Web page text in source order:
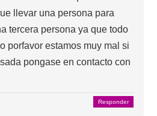
llevar una persona para
tercera persona ya que todo
porfavor estamos muy mal si
pongase en contacto con
Responder